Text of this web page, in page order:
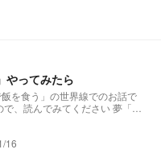
やってみたら
を食う」の世界線でのお話で
、読んでみてください 夢「幽
16